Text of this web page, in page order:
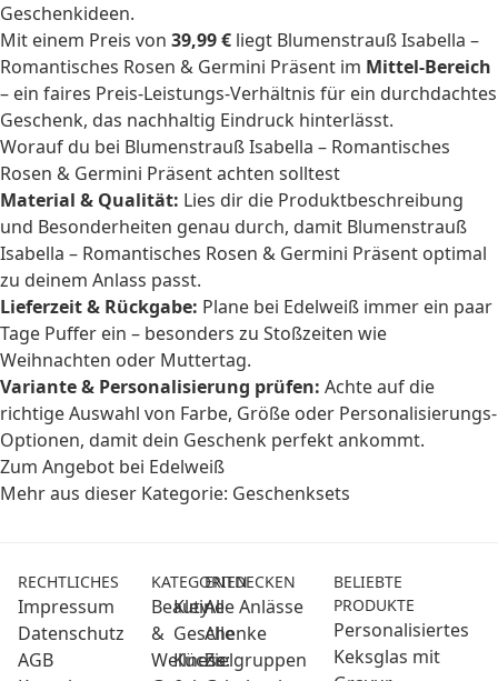
Geschenkideen.
Mit einem Preis von 39,99 € liegt Blumenstrauß Isabella –
Romantisches Rosen & Germini Präsent im Mittel-Bereich
– ein faires Preis-Leistungs-Verhältnis für ein durchdachtes
Geschenk, das nachhaltig Eindruck hinterlässt.
Worauf du bei Blumenstrauß Isabella – Romantisches
Rosen & Germini Präsent achten solltest
Material & Qualität: Lies dir die Produktbeschreibung
und Besonderheiten genau durch, damit Blumenstrauß
Isabella – Romantisches Rosen & Germini Präsent optimal
zu deinem Anlass passt.
Lieferzeit & Rückgabe: Plane bei Edelweiß immer ein paar
Tage Puffer ein – besonders zu Stoßzeiten wie
Weihnachten oder Muttertag.
Variante & Personalisierung prüfen: Achte auf die
richtige Auswahl von Farbe, Größe oder Personalisierungs-
Optionen, damit dein Geschenk perfekt ankommt.
Zum Angebot bei Edelweiß
Mehr aus dieser Kategorie: Geschenksets
RECHTLICHES
Impressum
Datenschutz
AGB
KATEGORIEN
Beauty
&
Wellness:
Kleine
Geschenke
Küche
ENTDECKEN
Alle Anlässe
Alle
Zielgruppen
BELIEBTE
PRODUKTE
Personalisiertes
Keksglas mit